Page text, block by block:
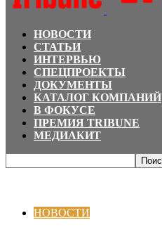
НОВОСТИ
СТАТЬИ
ИНТЕРВЬЮ
СПЕЦПРОЕКТЫ
ДОКУМЕНТЫ
КАТАЛОГ КОМПАНИЙ
В ФОКУСЕ
ПРЕМИЯ TRIBUNE
МЕДИАКИТ
НОВОСТИ